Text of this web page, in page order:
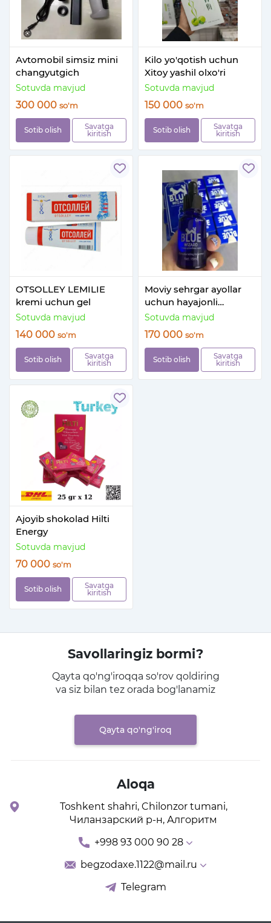
Avtomobil simsiz mini
changyutgich
Sotuvda mavjud
300 000 so'm
Sotib olish
Savatga
kiritish
Kilo yo'qotish uchun
Xitoy yashil olxo'ri
Sotuvda mavjud
150 000 so'm
Sotib olish
Savatga
kiritish
OTSOLLEY LEMILIE
kremi uchun gel
Sotuvda mavjud
140 000 so'm
Sotib olish
Savatga
kiritish
Moviy sehrgar ayollar
uchun hayajonli
tomchilar
Sotuvda mavjud
170 000 so'm
Sotib olish
Savatga
kiritish
Ajoyib shokolad Hilti
Energy
Sotuvda mavjud
70 000 so'm
Sotib olish
Savatga
kiritish
Savollaringiz bormi?
Qayta qo'ng'iroqqa so'rov qoldiring
va siz bilan tez orada bog'lanamiz
Qayta qo'ng'iroq
Aloqa
Toshkent shahri, Chilonzor tumani,
Чиланзарский р-н, Алгоритм
+998 93 000 90 28
begzodaxe.1122@mail.ru
Telegram